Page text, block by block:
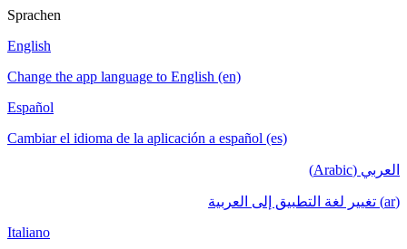
Sprachen
English
Change the app language to English (en)
Español
Cambiar el idioma de la aplicación a español (es)
العربي (Arabic)
(ar) تغيير لغة التطبيق إلى العربية
Italiano